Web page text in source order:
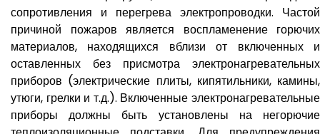
сопротивления и перегрева электропроводки. Частой
причиной пожаров является воспламенение горючих
материалов, находящихся вблизи от включенных и
оставленных без присмотра электронагревательных
приборов (электрические плиты, кипятильники, камины,
утюги, грелки и т.д.). Включенные электронагревательные
приборы должны быть установлены на негорючие